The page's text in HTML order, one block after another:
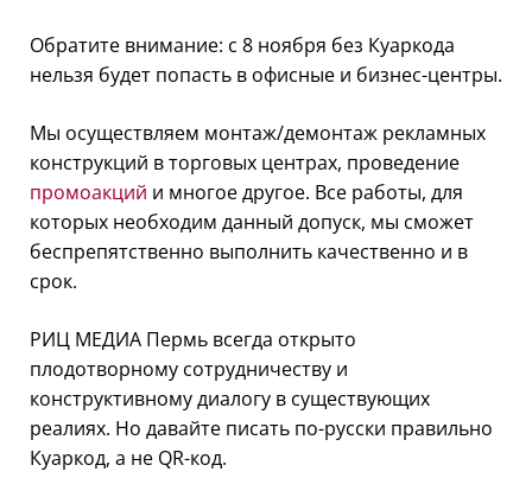
Обратите внимание: c 8 ноября без Куаркода
нельзя будет попасть в офисные и бизнес-центры.
Мы осуществляем монтаж/демонтаж рекламных
конструкций в торговых центрах, проведение
промоакций и многое другое. Все работы, для
которых необходим данный допуск, мы сможет
беспрепятственно выполнить качественно и в
срок.
РИЦ МЕДИА Пермь всегда открыто
плодотворному сотрудничеству и
конструктивному диалогу в существующих
реалиях. Но давайте писать по-русски правильно
Куаркод, а не QR-код.